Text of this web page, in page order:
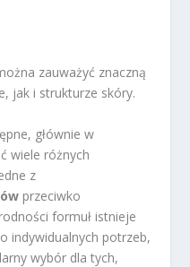
zauważyć znaczną
jak i strukturze skóry.
głównie w
wiele różnych
z
przeciwko
formuł istnieje
indywidualnych potrzeb,
wybór dla tych,